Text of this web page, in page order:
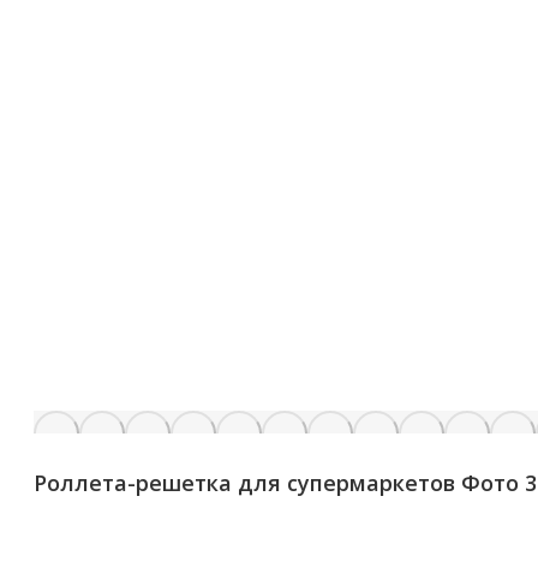
Роллета-решетка для супермаркетов Фото 3